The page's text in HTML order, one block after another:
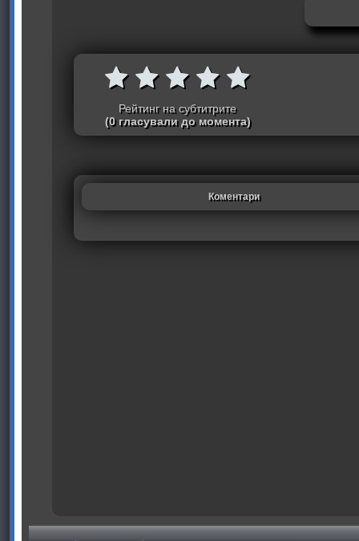
Рейтинг на субтитрите
(0 гласували до момента)
Коментари